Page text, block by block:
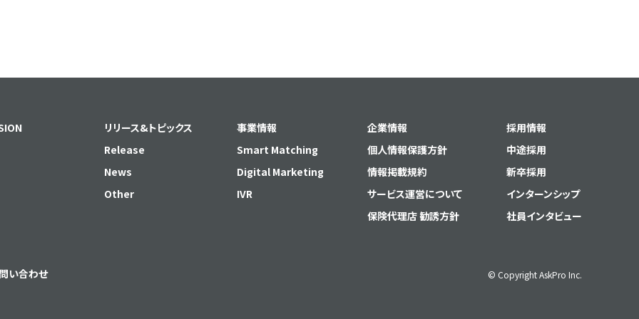
リリース&トピックス
Release
News
Other
事業情報
Smart Matching
Digital Marketing
IVR
企業情報
個人情報保護方針
情報掲載規約
サービス運営について
保険代理店 勧誘方針
採用情報
中途採用
新卒採用
インターンシップ
社員インタビュー
い合わせ © Copyright AskPro Inc.